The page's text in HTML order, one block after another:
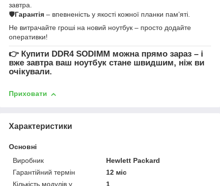
завтра.
🛡Гарантія – впевненість у якості кожної планки пам’яті.
Не витрачайте гроші на новий ноутбук – просто додайте
оперативки!
👉 Купити DDR4 SODIMM можна прямо зараз – і
вже завтра ваш ноутбук стане швидшим, ніж ви
очікували.
Приховати
Характеристики
Основні
Виробник
Hewlett Packard
Гарантійний термін
12 міс
Кількість модулів у
1